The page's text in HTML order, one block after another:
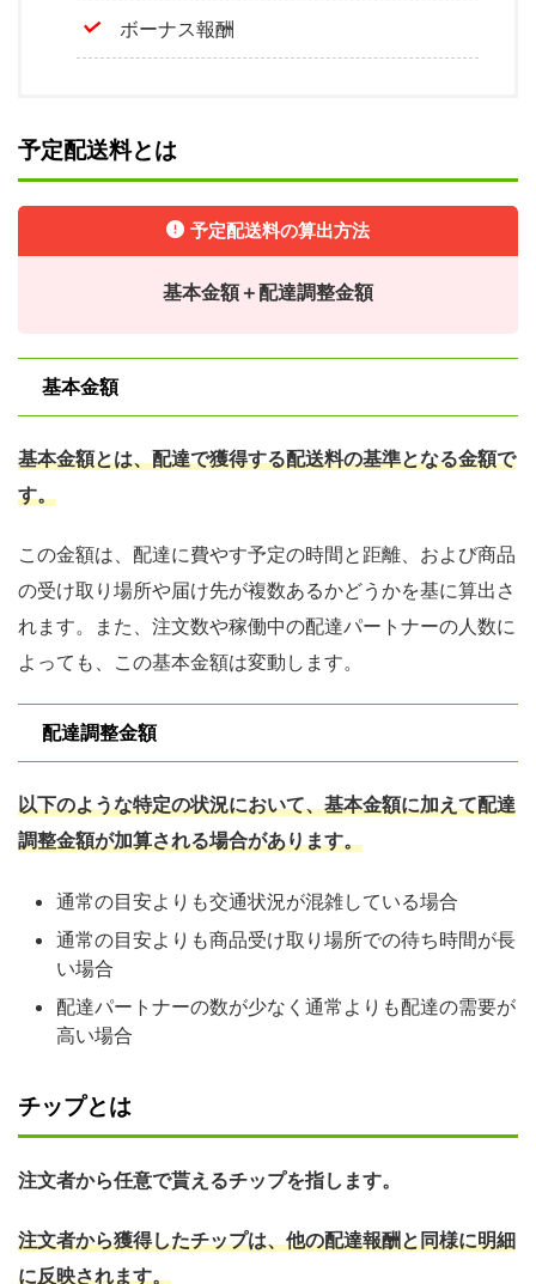
ボーナス報酬
予定配送料とは
予定配送料の算出方法
基本金額＋配達調整金額
基本金額
基本金額とは、配達で獲得する配送料の基準となる金額で
す。
この金額は、配達に費やす予定の時間と距離、および商品
の受け取り場所や届け先が複数あるかどうかを基に算出さ
れます。また、注⽂数や稼働中の配達パートナーの⼈数に
よっても、この基本⾦額は変動します。
配達調整金額
以下のような特定の状況において、基本金額に加えて配達
調整金額が加算される場合があります。
通常の目安よりも交通状況が混雑している場合
通常の目安よりも商品受け取り場所での待ち時間が長
い場合
配達パートナーの数が少なく通常よりも配達の需要が
高い場合
チップとは
注文者から任意で貰えるチップを指します。
注文者から獲得したチップは、他の配達報酬と同様に明細
に反映されます。